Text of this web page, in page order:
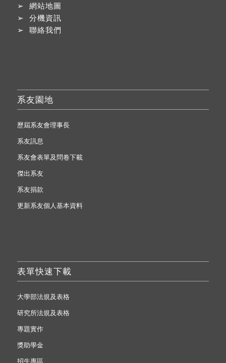
➢ 網站地圖
➢ 分機資訊
➢ 聯絡我們
系友園地
歷屆系友會理事長
系友訊息
系友會表單及問卷下載
傑出系友
系友捐款
更新系友個人基本資料
表單快速下載
大學部法規及表格
研究所法規及表格
專題實作
獎助學金
招生專區